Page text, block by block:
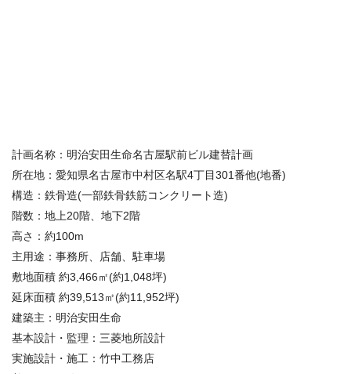
計画名称：明治安田生命名古屋駅前ビル建替計画
所在地：愛知県名古屋市中村区名駅4丁目301番他(地番)
構造：鉄骨造(一部鉄骨鉄筋コンクリート造)
階数：地上20階、地下2階
高さ：約100m
主用途：事務所、店舗、駐車場
敷地面積 約3,466㎡(約1,048坪)
延床面積 約39,513㎡(約11,952坪)
建築主：明治安田生命
基本設計・監理：三菱地所設計
実施設計・施工：竹中工務店